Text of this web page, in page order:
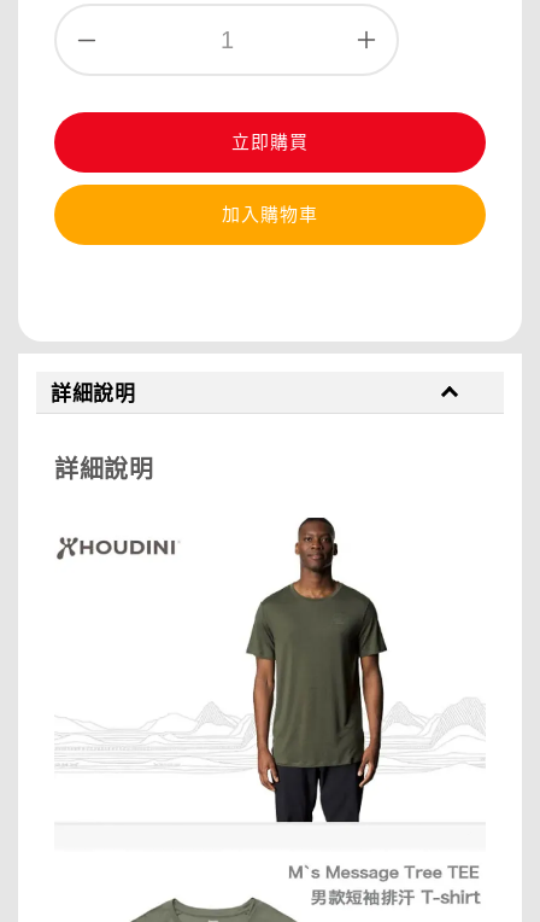
立即購買
加入購物車
詳細說明
詳細說明